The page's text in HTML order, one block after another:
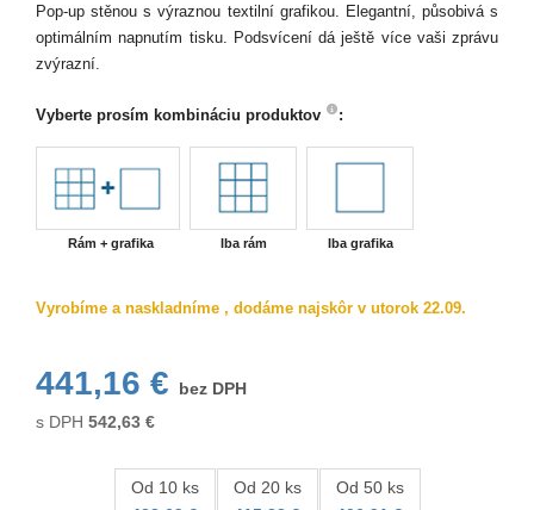
Pop-up stěnou s výraznou textilní grafikou. Elegantní, působivá s
optimálním napnutím tisku. Podsvícení dá ještě více vaši zprávu
zvýrazní.
Vyberte prosím kombináciu produktov :
Rám + grafika Iba rám Iba grafika
Vyrobíme a naskladníme , dodáme najskôr v utorok 22.09.
441,16 €
bez DPH
s DPH 542,63 €
Od 10 ks
Od 20 ks
Od 50 ks